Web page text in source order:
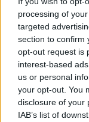
processing of
targeted
section to confirm
opt-out request is
interest-based
us or personal
your opt-out. You
disclosure of your
IAB’s list of
BANK
Hatalmas
kriptovaluták
A Clarity Act
egyik legnagyobb